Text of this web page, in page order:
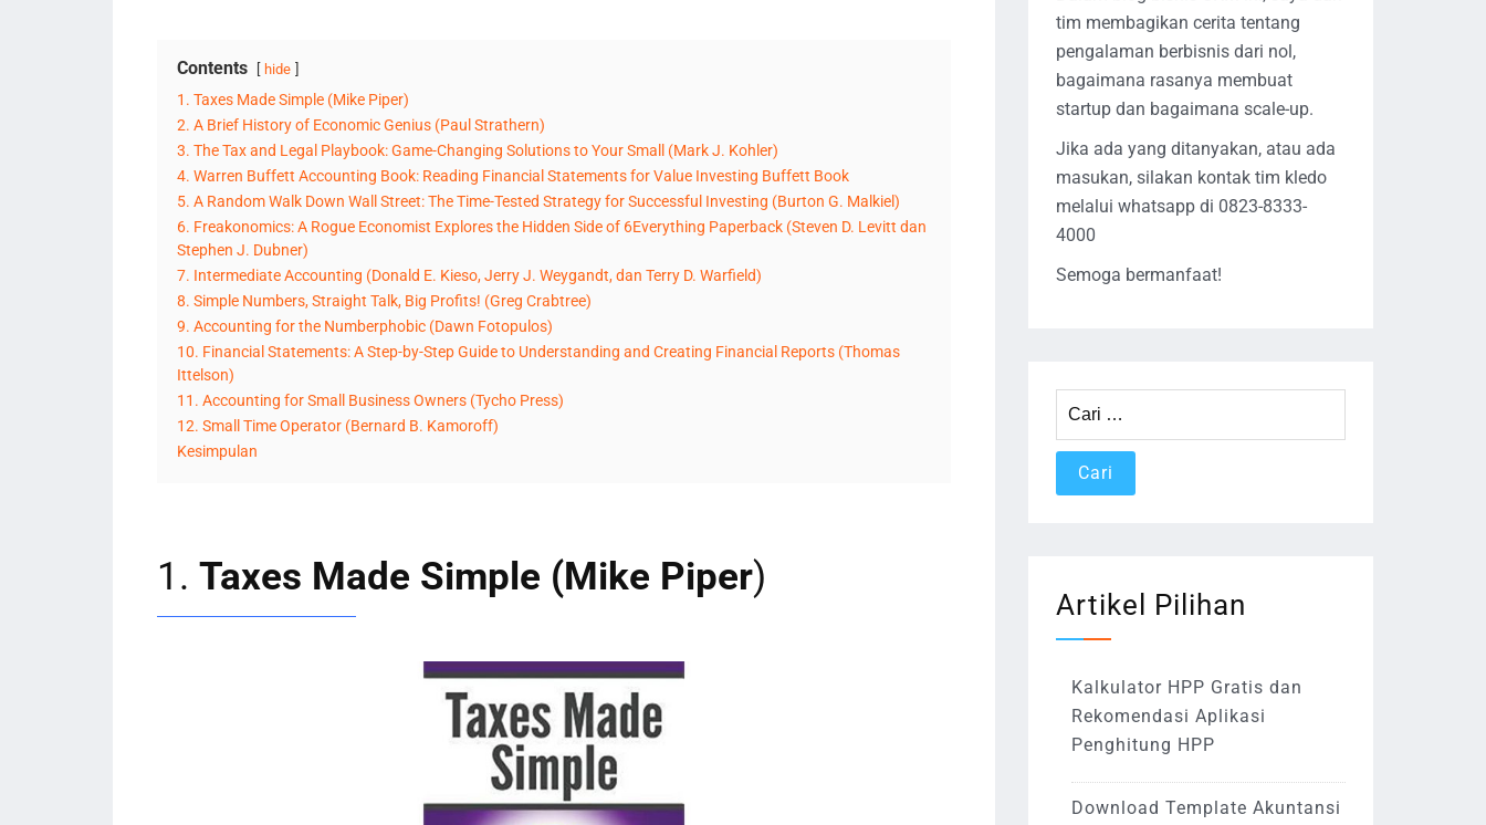
Contents hide
1. Taxes Made Simple (Mike Piper)
2. A Brief History of Economic Genius (Paul Strathern)
3. The Tax and Legal Playbook: Game-Changing Solutions to Your Small (Mark J. Kohler)
4. Warren Buffett Accounting Book: Reading Financial Statements for Value Investing Buffett Book
5. A Random Walk Down Wall Street: The Time-Tested Strategy for Successful Investing (Burton G. Malkiel)
6. Freakonomics: A Rogue Economist Explores the Hidden Side of 6Everything Paperback (Steven D. Levitt dan
Stephen J. Dubner)
7. Intermediate Accounting (Donald E. Kieso, Jerry J. Weygandt, dan Terry D. Warfield)
8. Simple Numbers, Straight Talk, Big Profits! (Greg Crabtree)
9. Accounting for the Numberphobic (Dawn Fotopulos)
10. Financial Statements: A Step-by-Step Guide to Understanding and Creating Financial Reports (Thomas
Ittelson)
11. Accounting for Small Business Owners (Tycho Press)
12. Small Time Operator (Bernard B. Kamoroff)
Kesimpulan
1. Taxes Made Simple (Mike Piper)
tim membagikan cerita tentang
pengalaman berbisnis dari nol,
bagaimana rasanya membuat
startup dan bagaimana scale-up.
Jika ada yang ditanyakan, atau ada
masukan, silakan kontak tim kledo
melalui whatsapp di 0823-8333-
4000
Semoga bermanfaat!
untuk:
Artikel Pilihan
Kalkulator HPP Gratis dan
Rekomendasi Aplikasi
Penghitung HPP
Download Template Akuntansi